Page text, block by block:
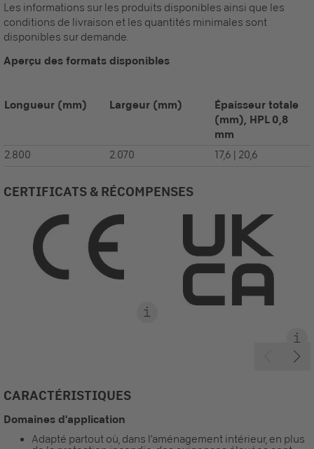
Les informations sur les produits disponibles ainsi que les
conditions de livraison et les quantités minimales sont
disponibles sur demande.
Aperçu des formats disponibles
Longueur (mm) Largeur (mm)
Épaisseur totale
(mm), HPL 0,8
mm
2.800 2.070 17,6 | 20,6
CERTIFICATS & RÉCOMPENSES
CARACTÉRISTIQUES
Domaines d'application
Adapté partout où, dans l’aménagement intérieur, en plus